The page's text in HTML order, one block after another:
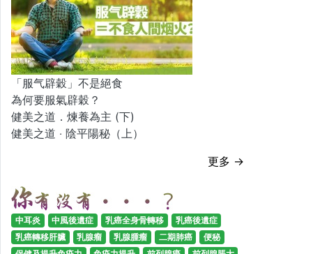
「服气辟穀」不是絕食
為何要服氣辟穀？
健美之道．煉養為主 (下)
健美之道 ‧ 陰平陽秘（上）
更多 →
中耳炎 中風後遺症 乳癌全身骨轉移
乳癌後遺症
乳癌轉移肝臟
乳腺瘤 乳腺腫瘤 二期肺癌
便秘